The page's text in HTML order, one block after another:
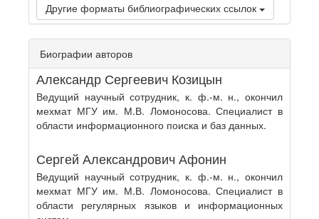
Другие форматы библиографических ссылок
Биографии авторов
Александр Сергеевич Козицын
Ведущий научный сотрудник, к. ф.-м. н., окончил
мехмат МГУ им. М.В. Ломоносова. Специалист в
области информационного поиска и баз данных.
Сергей Александрович Афонин
Ведущий научный сотрудник, к. ф.-м. н., окончил
мехмат МГУ им. М.В. Ломоносова. Специалист в
области регулярных языков и информационных